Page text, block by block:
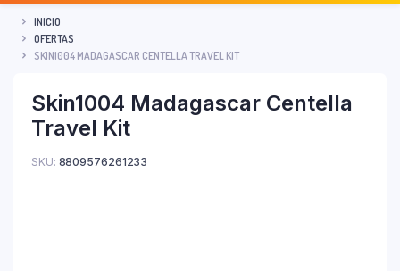
INICIO
OFERTAS
SKIN1004 MADAGASCAR CENTELLA TRAVEL KIT
Skin1004 Madagascar Centella
Travel Kit
SKU: 8809576261233